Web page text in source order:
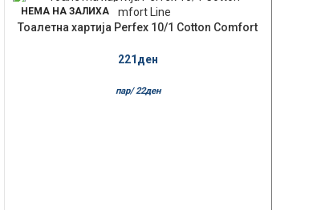
НЕМА НА ЗАЛИХА
Тоалетна хартија Perfex 10/1 Cotton Comfort
221ден
пар/ 22ден